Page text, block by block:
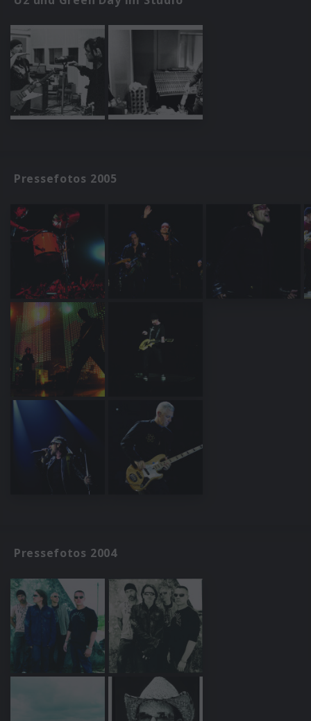
Pressefotos 2005
Pressefotos 2004